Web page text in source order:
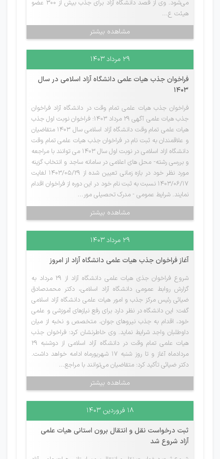
می‌شود. وی از قصد دانشگاه آزاد برای جذب بیش از 300 عضو
هیئت ع...
مشاهده بیشتر
۲۹ مرداد ۱۴۰۳
فراخوان جذب هیات علمی دانشگاه آزاد اسلامی در سال
1403
فراخوان جذب هیات علمی تمام وقت در دانشگاه آزاد فراخوان
جذب هیات علمی آگهی 29 مرداد 1403: فراخوان نوبت اول جذب
هیات علمی تمام وقت دانشگاه آزاد اسلامی سال 1403 متقاضیان
و علاقمندان به ثبت نام در فراخوان جذب هیات علمی تمام وقت
دانشگاه ازاد اسلامی در نوبت اول سال 1403 می توانند با مراجعه
و بررسی رشته- محل های اعلامی در سامانه ساجد و انتخاب گزینه
مورد نظر خود در بازه زمانی تعیین شده از 1403/05/29 لغایت
1403/06/17 نسبت به ثبت نام خود در این دوره از فراخوان اقدام
نمایند. شرایط عمومی - مدرک تحصیلی مور...
مشاهده بیشتر
۲۹ مرداد ۱۴۰۳
آغاز فراخوان جذب هیات علمی دانشگاه آزاد از امروز
شروع فراخوان جذی هیات علمی دانشگاه آزاد از 29 مرداد به
گزارش روابط عمومی دانشگاه آزاد اسلامی، دکتر محمدصادق
ضیائی رئیس مرکز جذب و امور هیات علمی دانشگاه آزاد اسلامی
گفت: این دانشگاه در نظر دارد برای رفع نیازهای آموزشی و علمی
خود، اقدام به جذب نیروهای جوان، متخصص و نخبه از میان
داوطلبان واجد شرایط نماید. وی خاطرنشان کرد: فراخوان جذب
هیات علمی تمام وقت در دانشگاه آزاد اسلامی از دوشنبه 29
مردادماه آغاز و تا روز شنبه 17 شهریورماه ادامه خواهد داشت.
دکتر ضیائی تأکید کرد: متقاضیان می‌توانند با مراجع...
مشاهده بیشتر
۱۸ فروردین ۱۴۰۳
ثبت درخواست نقل و انتقال برون استانی هیات علمی
آزاد شروع شد